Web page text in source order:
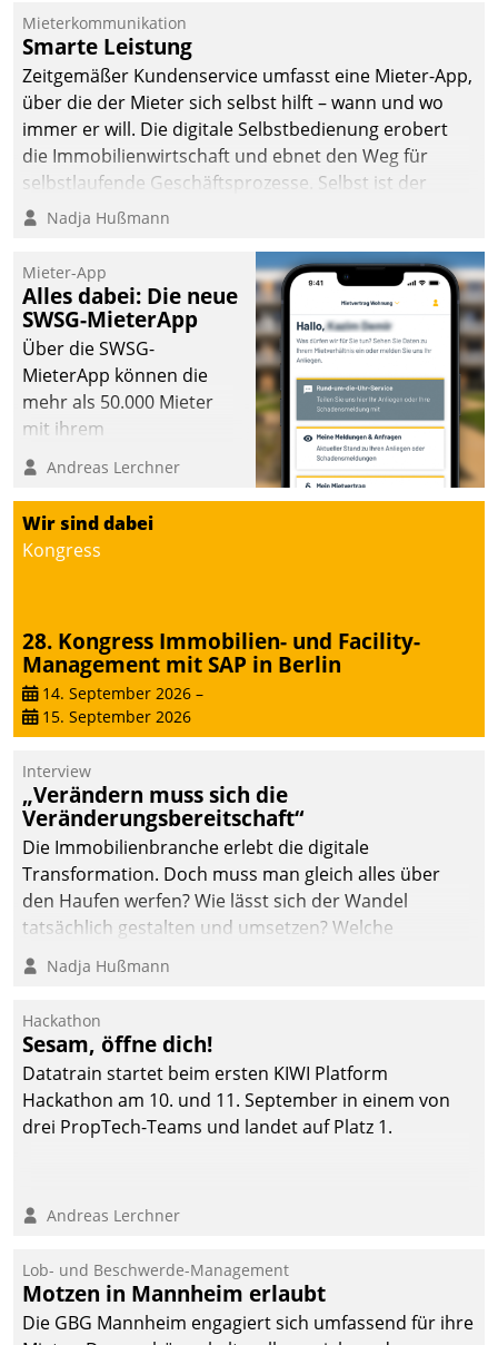
integrieren.
Mieterkommunikation
Smarte Leistung
Zeitgemäßer Kundenservice umfasst eine Mieter-App,
über die der Mieter sich selbst hilft – wann und wo
immer er will. Die digitale Selbstbedienung erobert
die Immobilienwirtschaft und ebnet den Weg für
selbstlaufende Geschäftsprozesse. Selbst ist der
Kunde und smart der Serviceanbieter.
Nadja Hußmann
Mieter-App
Alles dabei: Die neue
SWSG-MieterApp
Über die SWSG-
MieterApp können die
mehr als 50.000 Mieter
mit ihrem
Wohnungsunternehmen
kommunizieren, auf dem
Laufenden bleiben, Daten
einsehen und ändern
oder
Uhr.
Andreas Lerchner
Wir sind dabei
Kongress
28. Kongress Immobilien- und Facility-
Management mit SAP in Berlin
14. September 2026 –
15. September 2026
Interview
„Verändern muss sich die
Veränderungsbereitschaft“
Die Immobilienbranche erlebt die digitale
Transformation. Doch muss man gleich alles über
den Haufen werfen? Wie lässt sich der Wandel
tatsächlich gestalten und umsetzen? Welche
Argumente zählen wirklich?
Nadja Hußmann
Hackathon
Sesam, öffne dich!
Datatrain startet beim ersten KIWI Platform
Hackathon am 10. und 11. September in einem von
drei PropTech-Teams und landet auf Platz 1.
Andreas Lerchner
Lob- und Beschwerde-Management
Motzen in Mannheim erlaubt
Die GBG Mannheim engagiert sich umfassend für ihre